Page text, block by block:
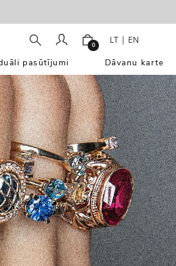
0 LT | EN
pasūtījumi Dāvanu karte